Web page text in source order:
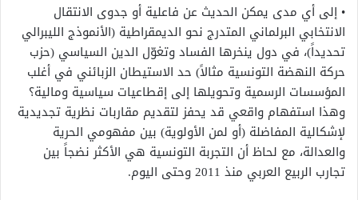
• إلى أي مدى يمكن الحديث عن فاعلية أو جدوى الانتقال
الانتخابي البرلماني المتدرج نحو الديمقراطية (الأنموذج الليبرالي
تحديداً)، في دول ينخرها الفساد وتغوّل الدين السياسي (حزب
حركة النهضة التونسية مثالاً) حد الاستيطان الزبائني في أغلب
المؤسسات الرسمية وتحويلها إلى إقطاعيات سياسية ومالية؟
وهذا استفهام واقعي قد يحفز لتقديم مقاربات نظرية تجديدية
لإشكالية المفاضلة (أو لمن الأولوية) بين مفهومي الحرية
والعدالة، مع لحاظ أن التجربة التونسية هي الأكثر نضجاً بين
تجارب الربيع العربي منذ 2011 وحتى اليوم.